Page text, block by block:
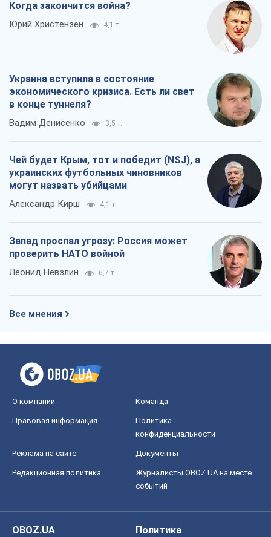
Когда закончится война?
Юрий Христензен 4,1 т.
Украина вступила в состояние
экономического кризиса. Есть ли свет
в конце туннеля?
Вадим Денисенко 3,5 т.
Чей будет Крым, тот и победит (NSJ), а
украинских футбольных чиновников
могут назвать убийцами
Александр Кирш 4,1 т.
Запад проспал угрозу: Россия может
проверить НАТО войной
Леонид Невзлин 6,7 т.
Все мнения
О компании Команда
Правовая информация
Политика
конфиденциальности
Реклама на сайте Документы
Редакционная политика
Журналисты OBOZ.UA на месте
событий
OBOZ.UA
Политика